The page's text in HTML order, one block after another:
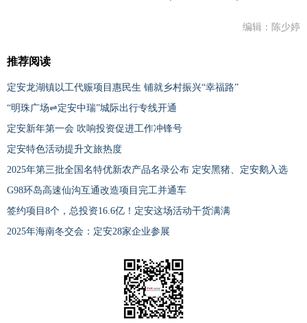
编辑：陈少婷
推荐阅读
定安龙湖镇以工代赈项目惠民生 铺就乡村振兴“幸福路”
“明珠广场⇌定安中瑞”城际出行专线开通
定安新年第一会 吹响投资促进工作冲锋号
定安特色活动提升文旅热度
2025年第三批全国名特优新农产品名录公布 定安黑猪、定安鹅入选
G98环岛高速仙沟互通改造项目完工并通车
签约项目8个，总投资16.6亿！定安这场活动干货满满
2025年海南冬交会：定安28家企业参展